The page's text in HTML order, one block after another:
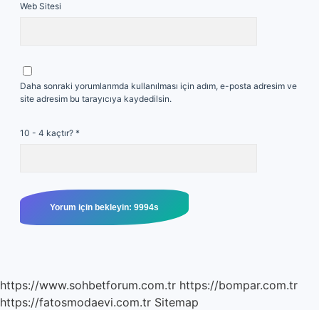
Web Sitesi
Daha sonraki yorumlarımda kullanılması için adım, e-posta adresim ve
site adresim bu tarayıcıya kaydedilsin.
10 - 4 kaçtır? *
https://www.sohbetforum.com.tr https://bompar.com.tr
https://fatosmodaevi.com.tr Sitemap